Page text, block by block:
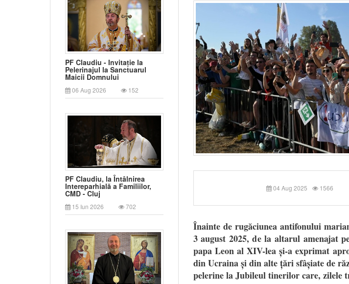
PF Claudiu - Invitație la
Pelerinajul la Sanctuarul
Maicii Domnului
06 Aug 2026 152
PF Claudiu, la Întâlnirea
Intereparhială a Familiilor,
CMD - Cluj
15 Iun 2026 702
04 Aug 2025 1566
Înainte de rugăciunea antifonului
3 august 2025, de la altarul amenajat
papa Leon al XIV-lea și-a exprimat
din Ucraina și din alte țări sfâșiate de
pelerine la Jubileul tinerilor care, zilele